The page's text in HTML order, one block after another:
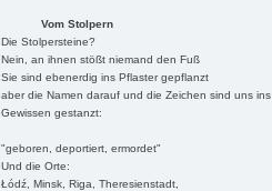
Vom Stolpern
Die Stolpersteine?
Nein, an ihnen stößt niemand den Fuß
Sie sind ebenerdig ins Pflaster gepflanzt
aber die Namen darauf und die Zeichen sind uns ins
Gewissen gestanzt:
"geboren, deportiert, ermordet"
Und die Orte:
Łódź, Minsk, Riga, Theresienstadt,